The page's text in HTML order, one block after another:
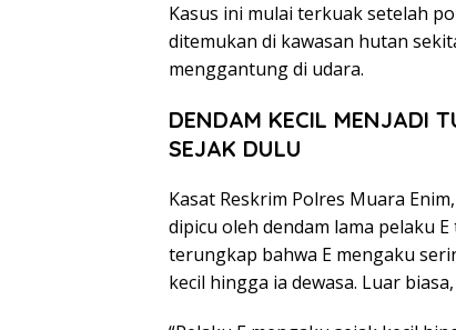
Kasus ini mulai terkuak setelah
ditemukan di kawasan hutan
menggantung di udara.
DENDAM KECIL MENJADI
SEJAK DULU
Kasat Reskrim Polres Muara
dipicu oleh dendam lama pelaku
terungkap bahwa E mengaku
kecil hingga ia dewasa. Luar